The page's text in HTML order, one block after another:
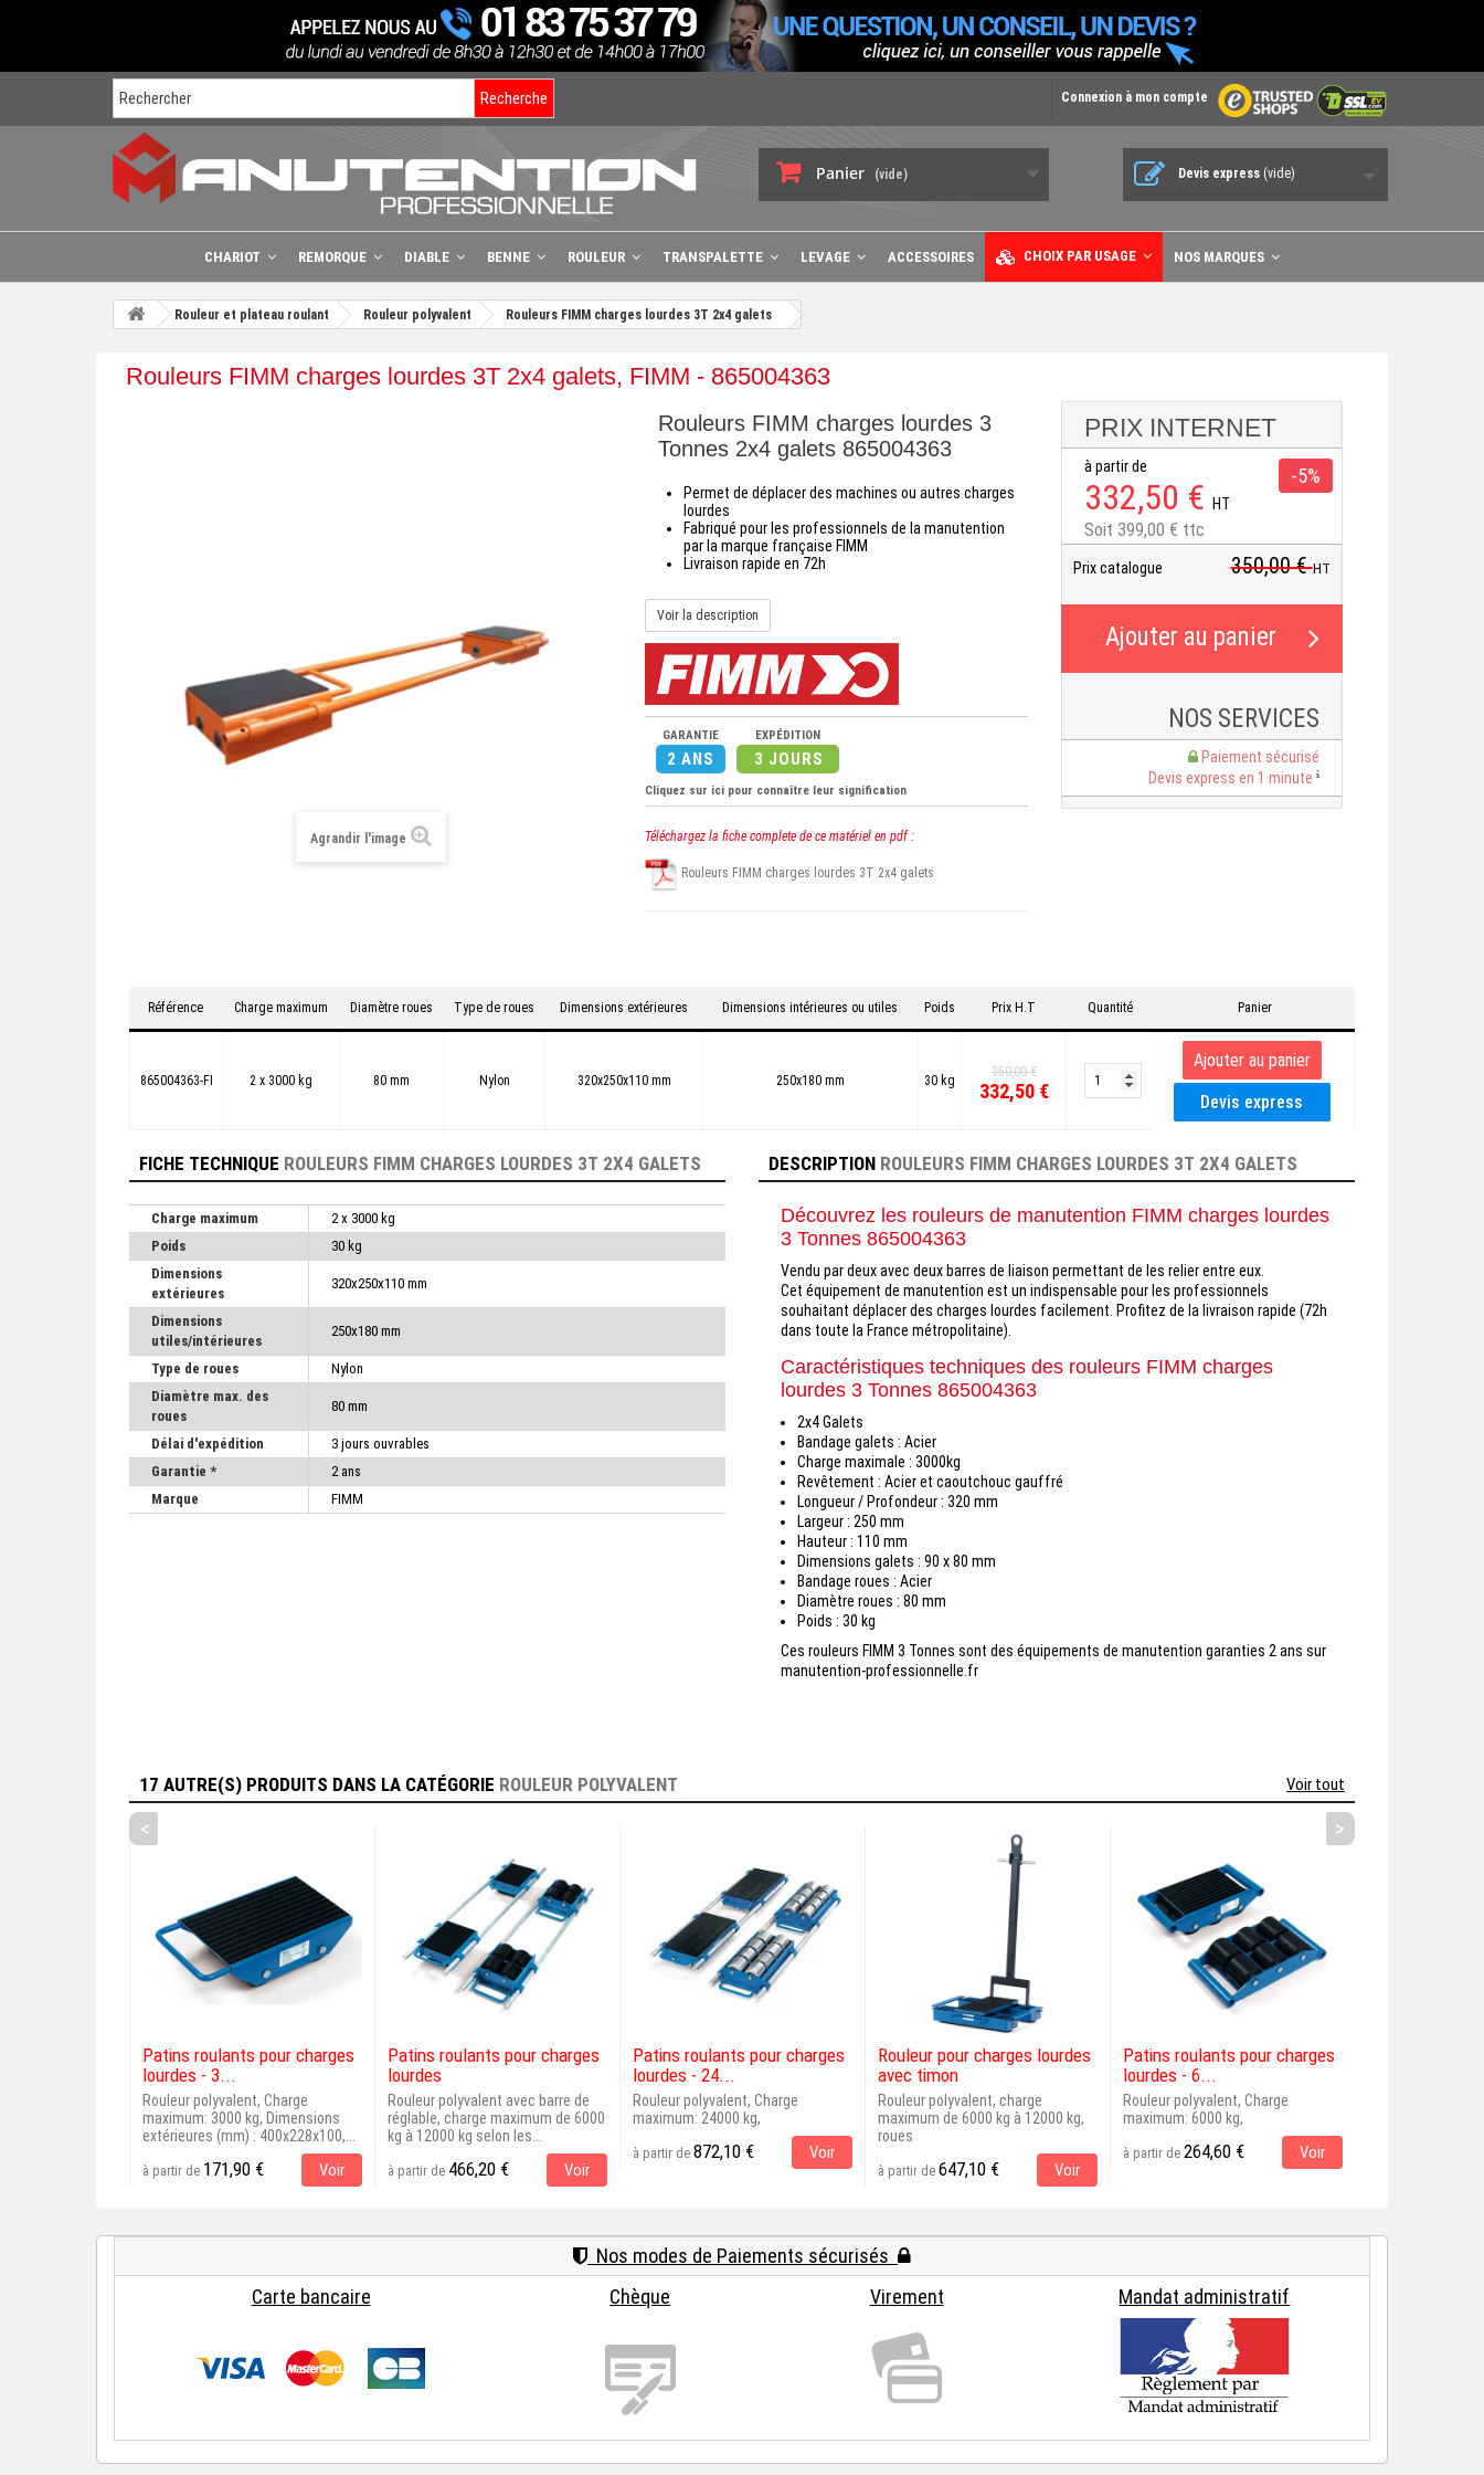
Recherche Connexion à mon compte
Panier (vide) Devis express (vide)
CHARIOT REMORQUE DIABLE BENNE ROULEUR TRANSPALETTE LEVAGE ACCESSOIRES CHOIX PAR USAGE NOS MARQUES
Rouleur et plateau roulant Rouleur polyvalent Rouleurs FIMM charges lourdes 3T 2x4 galets
Rouleurs FIMM charges lourdes 3T 2x4 galets, FIMM - 865004363
Agrandir l'image
Rouleurs FIMM charges lourdes 3
Tonnes 2x4 galets 865004363
Permet de déplacer des machines ou autres charges
lourdes
Fabriqué pour les professionnels de la manutention
par la marque française FIMM
Livraison rapide en 72h
Voir la description
GARANTIE
2 ANS
EXPÉDITION
3 JOURS
Cliquez sur ici pour connaître leur signification
Téléchargez la fiche complete de ce matériel en pdf :
Rouleurs FIMM charges lourdes 3T 2x4 galets
PRIX INTERNET
à partir de
332,50 € HT
Soit 399,00 € ttc
-5%
Prix catalogue 350,00 €HT
NOS SERVICES
Paiement sécurisé
Devis express en 1 minute
Référence Charge maximum Diamètre roues Type de roues Dimensions extérieures Dimensions intérieures ou utiles Poids Prix H.T Quantité Panier
865004363-FI 2 x 3000 kg 80 mm Nylon 320x250x110 mm 250x180 mm 30 kg
350,00 €
332,50 €
FICHE TECHNIQUE ROULEURS FIMM CHARGES LOURDES 3T 2X4 GALETS
Charge maximum
2 x 3000 kg
Poids
30 kg
Dimensions
extérieures
320x250x110 mm
Dimensions
utiles/intérieures
250x180 mm
Type de roues
Nylon
Diamètre max. des
roues
80 mm
Délai d'expédition
3 jours ouvrables
Garantie *
2 ans
Marque
FIMM
DESCRIPTION ROULEURS FIMM CHARGES LOURDES 3T 2X4 GALETS
Découvrez les rouleurs de manutention FIMM charges lourdes
3 Tonnes 865004363
Vendu par deux avec deux barres de liaison permettant de les relier entre eux.
Cet équipement de manutention est un indispensable pour les professionnels
souhaitant déplacer des charges lourdes facilement. Profitez de la livraison rapide (72h
dans toute la France métropolitaine).
Caractéristiques techniques des rouleurs FIMM charges
lourdes 3 Tonnes 865004363
2x4 Galets
Bandage galets : Acier
Charge maximale : 3000kg
Revêtement : Acier et caoutchouc gauffré
Longueur / Profondeur: 320 mm
Largeur: 250 mm
Hauteur: 110 mm
Dimensions galets : 90 x 80 mm
Bandage roues : Acier
Diamètre roues : 80 mm
Poids : 30 kg
Ces rouleurs FIMM 3 Tonnes sont des équipements de manutention garanties 2 ans sur
manutention-professionnelle.fr
17 AUTRE(S) PRODUITS DANS LA CATÉGORIE ROULEUR POLYVALENT Voir tout
< >
Patins roulants pour charges
lourdes - 3...
Rouleur polyvalent, Charge
maximum: 3000 kg, Dimensions
extérieures (mm) : 400x228x100,...
à partir de 171,90 € Voir
Patins roulants pour charges
lourdes
Rouleur polyvalent avec barre de
réglable, charge maximum de 6000
kg à 12000 kg selon les...
à partir de 466,20 € Voir
Patins roulants pour charges
lourdes - 24...
Rouleur polyvalent, Charge
maximum: 24000 kg,
à partir de872,10 € Voir
Rouleur pour charges lourdes
avec timon
Rouleur polyvalent, charge
maximum de 6000 kg à 12000 kg,
roues
à partir de647,10 € Voir
Patins roulants pour charges
lourdes - 6...
Rouleur polyvalent, Charge
maximum: 6000 kg,
à partir de264,60 € Voir
Nos modes de Paiements sécurisés
Carte bancaire
Chèque Virement Mandat administratif